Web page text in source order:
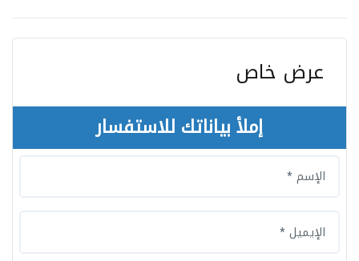
عرض خاص
إملأ بياناتك للاستفسار